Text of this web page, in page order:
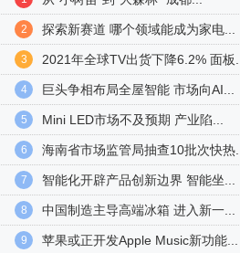
2 探索新赛道 哪个领域能成为家电...
3 2021年全球TV出货下降6.2% 面板...
4 巨头争相布局全屋智能 市场向AI...
5 Mini LED市场不及预期 产业陷...
6 海南省市场监管局抽查10批次快热...
7 智能化开辟产品创新边界 智能坐...
8 中国制造主导高端冰箱 进入新一...
9 苹果或正开发Apple Music新功能...